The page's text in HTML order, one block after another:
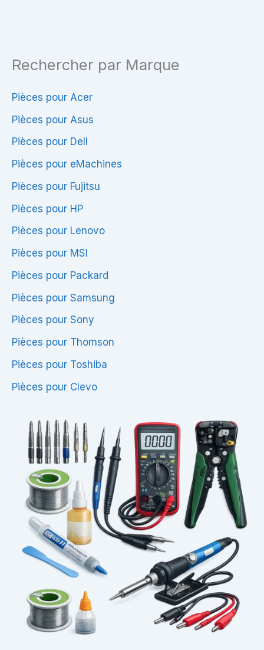
Rechercher par Marque
Pièces pour Acer
Pièces pour Asus
Pièces pour Dell
Pièces pour eMachines
Pièces pour Fujitsu
Pièces pour HP
Pièces pour Lenovo
Pièces pour MSI
Pièces pour Packard
Pièces pour Samsung
Pièces pour Sony
Pièces pour Thomson
Pièces pour Toshiba
Pièces pour Clevo
Pins